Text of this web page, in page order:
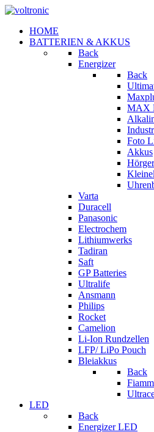
HOME
BATTERIEN & AKKUS
Back
Energizer
Back
MAX
Foto
Akkus
Varta
Duracell
Panasonic
Electrochem
Lithiumwerks
Tadiran
Saft
GP Batteries
Ultralife
Ansmann
Philips
Rocket
Camelion
Li-Ion Rundzellen
LFP/ LiPo Pouch
Bleiakkus
Back
Fiamm
LED
Back
Energizer LED